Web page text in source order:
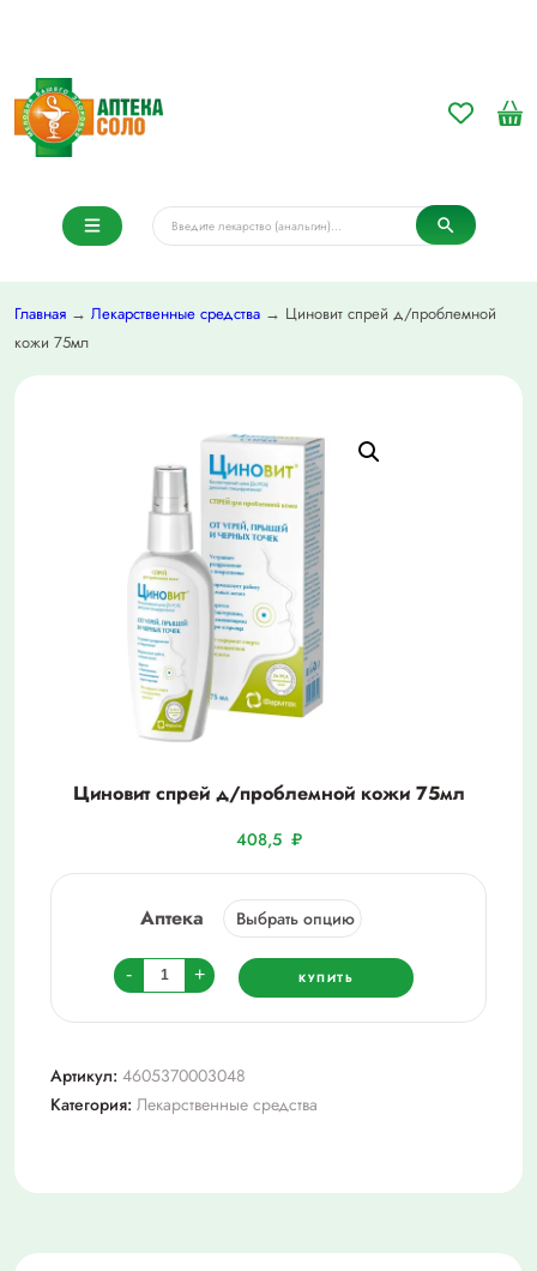
Главная → Лекарственные средства → Циновит спрей д/проблемной
кожи 75мл
Циновит спрей д/проблемной кожи 75мл
408,5 ₽
Аптека
-
Количество
товара
Циновит
д/
проблемной
+ КУПИТЬ
Артикул: 4605370003048
Категория: Лекарственные средства